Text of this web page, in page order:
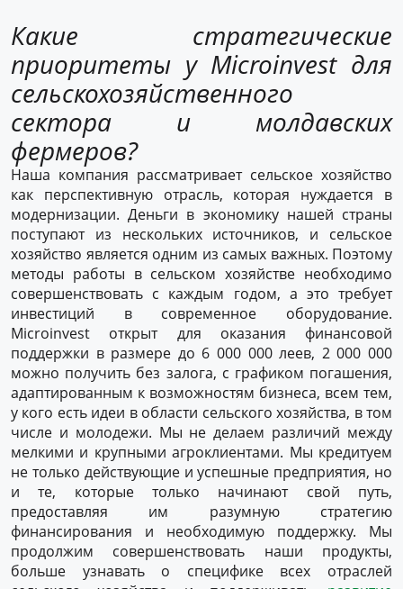
Какие стратегические
приоритеты у Microinvest для
сельскохозяйственного
сектора и молдавских
фермеров?
Наша компания рассматривает сельское хозяйство
как перспективную отрасль, которая нуждается в
модернизации. Деньги в экономику нашей страны
поступают из нескольких источников, и сельское
хозяйство является одним из самых важных. Поэтому
методы работы в сельском хозяйстве необходимо
совершенствовать с каждым годом, а это требует
инвестиций в современное оборудование.
Microinvest открыт для оказания финансовой
поддержки в размере до 6 000 000 леев, 2 000 000
можно получить без залога, с графиком погашения,
адаптированным к возможностям бизнеса, всем тем,
у кого есть идеи в области сельского хозяйства, в том
числе и молодежи. Мы не делаем различий между
мелкими и крупными агроклиентами. Мы кредитуем
не только действующие и успешные предприятия, но
и те, которые только начинают свой путь,
предоставляя им разумную стратегию
финансирования и необходимую поддержку. Мы
продолжим совершенствовать наши продукты,
больше узнавать о специфике всех отраслей